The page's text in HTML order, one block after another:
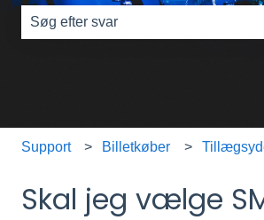
Support Billetkøber
Skal jeg vælge